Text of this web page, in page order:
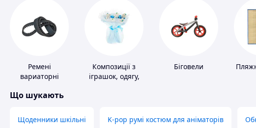
Ремені
вариаторні
Композиції з
іграшок, одягу,
Біговели
Що шукають
Щоденники шкільні K-pop румі костюм для аніматорів